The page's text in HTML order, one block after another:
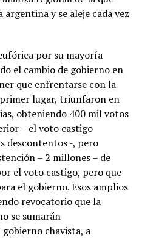
y se aleje cada vez
por su mayoría
el cambio de gobierno en
que enfrentarse con la
lugar, triunfaron en
obteniendo 400 mil votos
– el voto castigo
descontentos -, pero
– 2 millones – de
el voto castigo, pero que
el gobierno. Esos amplios
revocatorio que la
se sumarán
chavista, a